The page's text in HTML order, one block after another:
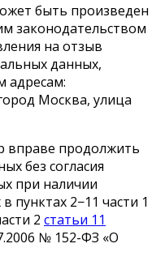
быть произведен
законодательством
на отзыв
данных,
адресам:
Москва, улица
вправе продолжить
без согласия
при наличии
пунктах 2−11 части 1
2 статьи 11
№ 152-ФЗ «О